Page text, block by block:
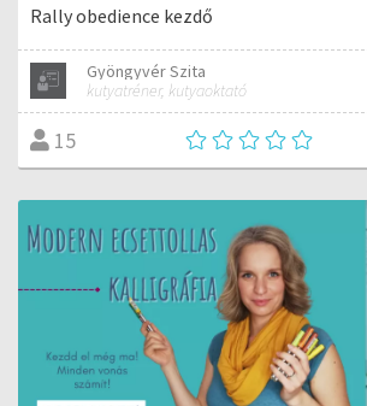
Rally obedience kezdő
Gyöngyvér Szita
kutyatréner, kutyaoktató
15